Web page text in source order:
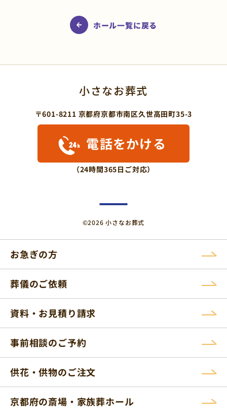
ホール一覧に戻る
小さなお葬式
〒601-8211 京都府京都市南区久世高田町35-3
電話をかける
（24時間365日ご対応）
©2026 小さなお葬式
お急ぎの方
葬儀のご依頼
資料・お見積り請求
事前相談のご予約
供花・供物のご注文
京都府の斎場・家族葬ホール